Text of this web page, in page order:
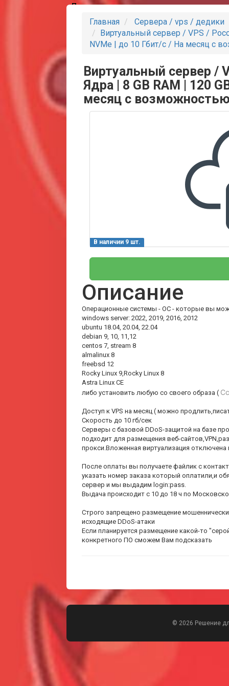
Партнеры
Главная
Сервера / vps / дедики
Виртуальный сервер / VPS /
NVMe | до 10 Гбит/с / На месяц с
Виртуальный сервер /
Ядра | 8 GB RAM | 120
месяц с
В наличии 9 шт.
Описание
Операционные системы - ОС - которые вы
windows server: 2022, 2019, 2016, 2012
ubuntu 18.04, 20.04, 22.04
debian 9, 10, 11,12
centos 7, stream 8
almalinux 8
freebsd 12
Rocky Linux 9,Rocky Linux 8
Astra Linux CE
либо установить любую со своего образа (
Доступ к VPS на месяц ( можно
Скорость до 10 гб/сек
Серверы с базовой DDoS-защитой на базе
подходит для размещения веб-
прокси.Вложенная виртуализация
После оплаты вы получаете файлик с
указать номер заказа который оплатили,и
сервер и мы выдадим login:pass.
Выдача происходит с 10 до 18 ч по
Строго запрещено размещение
исходящие DDoS-атаки
Если планируется размещение какой-то
конкретного ПО сможем Вам подсказать
© 2026 Решение